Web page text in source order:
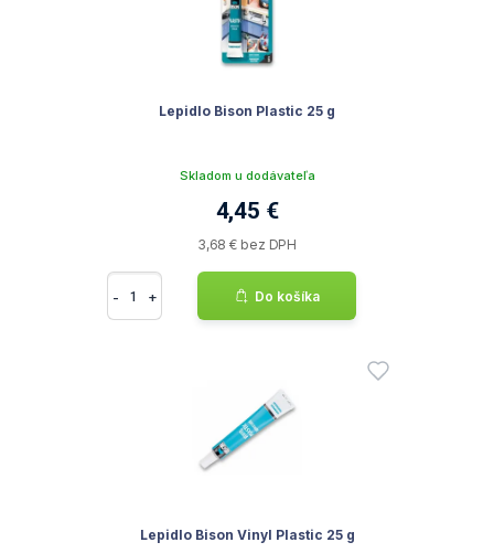
Lepidlo Bison Plastic 25 g
Skladom u dodávateľa
4,45 €
3,68 € bez DPH
- + Do košíka
Lepidlo Bison Vinyl Plastic 25 g